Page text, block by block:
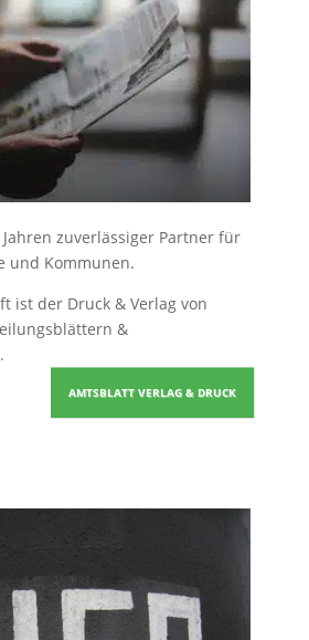
Jahren zuverlässiger Partner für
und Kommunen.
ist der Druck & Verlag von
&
.
AMTSBLATT VERLAG & DRUCK